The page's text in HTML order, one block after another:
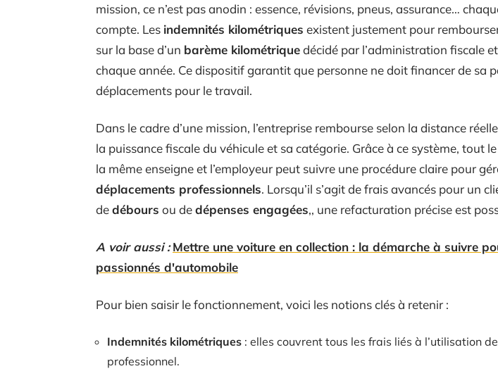
mission, ce n’est pas anodin : essence, révisions, pneus, assurance…
compte. Les indemnités kilométriques existent justement pour
sur la base d’un barème kilométriquedécidé par l’administration fiscale
chaque année. Ce dispositif garantit que personne ne doit financer de sa
déplacements pour le travail.
Dans le cadre d’une mission, l’entreprise rembourse selon la distance
la puissance fiscale du véhicule et sa catégorie. Grâce à ce système, tout
la même enseigne et l’employeur peut suivre une procédure claire pour
déplacements professionnels. Lorsqu’il s’agit de frais avancés pour un
dedébours ou dedépenses engagées,, une refacturation précise est
A voir aussi : Mettre une voiture en collection : la démarche à suivre
passionnés d'automobile
Pour bien saisir le fonctionnement, voici les notions clés à retenir :
Indemnités kilométriques : elles couvrent tous les frais liés à l’utilisation
professionnel.